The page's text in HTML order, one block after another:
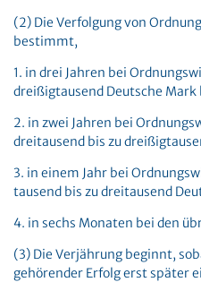
(2) Die Verfolgung von
bestimmt,
1. in drei Jahren bei
dreißigtausend Deutsche Mark
2. in zwei Jahren bei
dreitausend bis zu
3. in einem Jahr bei
tausend bis zu dreitausend
4. in sechs Monaten bei den
(3) Die Verjährung beginnt,
gehörender Erfolg erst später